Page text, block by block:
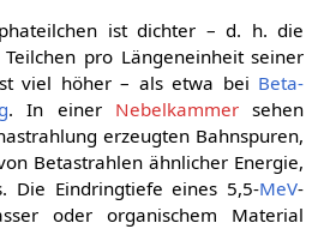
ist dichter – d. h. die
pro Längeneinheit seiner
viel höher – als etwa bei Beta-
. In einer Nebelkammersehen
erzeugten Bahnspuren,
Betastrahlen ähnlicher Energie,
Die Eindringtiefe eines 5,5-MeV-
oder organischem Material